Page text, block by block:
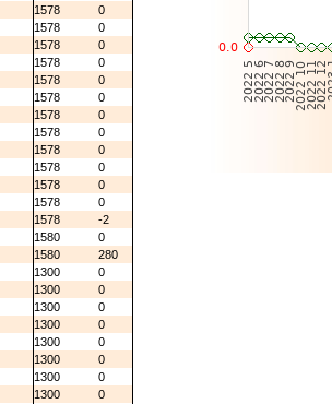
1578
0
1578
0
1578
0
1578
0
1578
0
1578
0
1578
0
1578
0
1578
0
1578
0
1578
0
1578
0
1578
-2
1580
0
1580
280
1300
0
1300
0
1300
0
1300
0
1300
0
1300
0
1300
0
1300
0